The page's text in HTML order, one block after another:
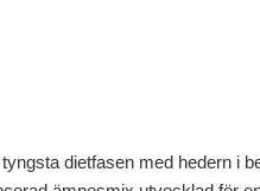
dietfasen med hedern i